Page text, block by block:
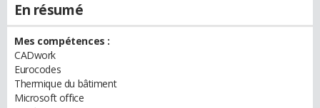
En résumé
Mes compétences :
CADwork
Eurocodes
Thermique du bâtiment
Microsoft office